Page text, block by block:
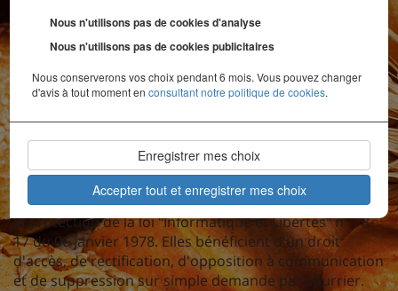
Nous n'utilisons pas de cookies d'analyse
Nous n'utilisons pas de cookies publicitaires
Nous conserverons vos choix pendant 6 mois. Vous pouvez changer
d'avis à tout moment enconsultant notre politique de cookies.
Enregistrer mes choix
Accepter tout et enregistrer mes choix
Confidentialité
Ce site n'enregistre pas d'informations personnelles
permettant l'identification, à l'exception des
nous les utiliserons seulement pour vous adresser des
courriers, des brochures, des devis ou vous contacter.
Les informations recueillies sur les sites bénéficient de
la protection de la loi "Informatique et Libertés" n° 78-
17 du 06 janvier 1978. Elles bénéficient d'un droit
d'accès, de rectification, d'opposition à communication
et de suppression sur simple demande par courrier.